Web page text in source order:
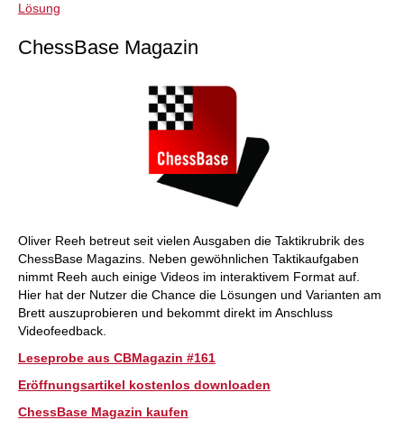
Lösung
ChessBase Magazin
Oliver Reeh betreut seit vielen Ausgaben die Taktikrubrik des
ChessBase Magazins. Neben gewöhnlichen Taktikaufgaben
nimmt Reeh auch einige Videos im interaktivem Format auf.
Hier hat der Nutzer die Chance die Lösungen und Varianten am
Brett auszuprobieren und bekommt direkt im Anschluss
Videofeedback.
Leseprobe aus CBMagazin #161
Eröffnungsartikel kostenlos downloaden
ChessBase Magazin kaufen